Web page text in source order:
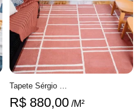
Tapete Sérgio Personalizável Design Moderno feito à mão, 100% algodão reciclado
R$ 880,00 /M²